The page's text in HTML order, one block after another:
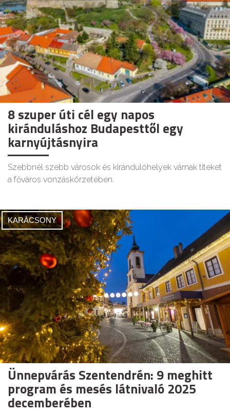
8 szuper úti cél egy napos
kiránduláshoz Budapesttől egy
karnyújtásnyira
Szebbnél szebb városok és kirándulóhelyek várnak titeket
a főváros vonzáskörzetében.
KARÁCSONY
Ünnepvárás Szentendrén: 9 meghitt
program és mesés látnivaló 2025
decemberében